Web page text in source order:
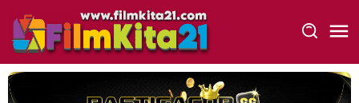
konten